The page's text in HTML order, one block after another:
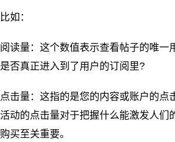
比如：
阅读量：这个数值表示查看帖子的唯一
是否真正进入到了用户的订阅里?
点击量：这指的是您的内容或账户的点
活动的点击量对于把握什么能激发人们
购买至关重要。